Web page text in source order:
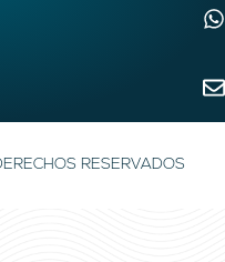
RESERVADOS